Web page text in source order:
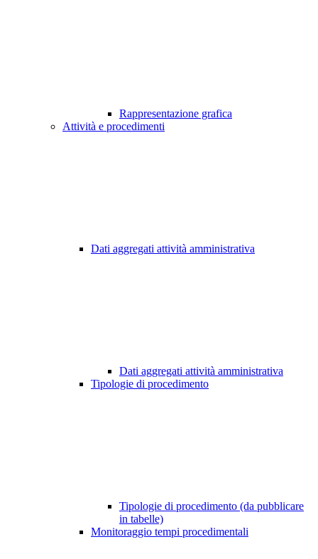
Rappresentazione grafica
Attività e procedimenti
Dati aggregati attività amministrativa
Dati aggregati attività amministrativa
Tipologie di procedimento
Tipologie di procedimento (da pubblicare
in tabelle)
Monitoraggio tempi procedimentali